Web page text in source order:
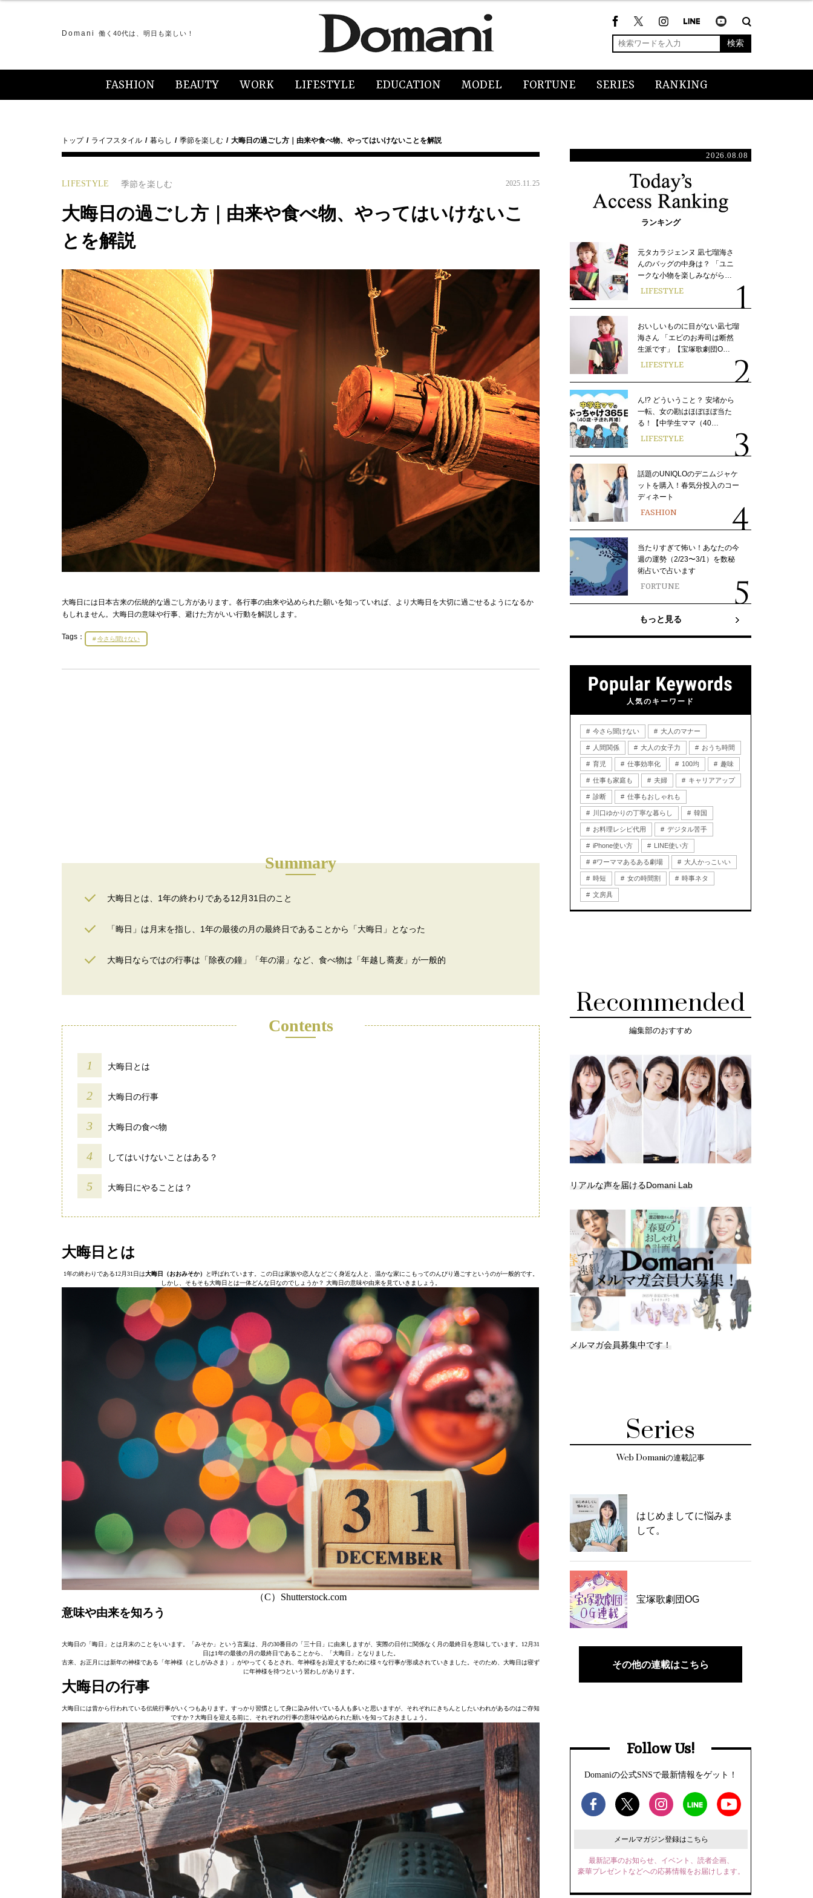
Domani 働く40代は、明日も楽しい！
検索
FASHION BEAUTY WORK LIFESTYLE EDUCATION MODEL FORTUNE SERIES RANKING
トップ ライフスタイル 暮らし 季節を楽しむ 大晦日の過ごし方｜由来や食べ物、やってはいけないことを解説
LIFESTYLE 季節を楽しむ 2025.11.25
大晦日の過ごし方｜由来や食べ物、やってはいけないこ
とを解説
大晦日には日本古来の伝統的な過ごし方があります。各行事の由来や込められた願いを知っていれば、より大晦日を大切に過ごせるようになるか
もしれません。大晦日の意味や行事、避けた方がいい行動を解説します。
Tags： 今さら聞けない
Summary
大晦日とは、1年の終わりである12月31日のこと
「晦日」は月末を指し、1年の最後の月の最終日であることから「大晦日」となった
大晦日ならではの行事は「除夜の鐘」「年の湯」など、食べ物は「年越し蕎麦」が一般的
Contents
大晦日とは
大晦日の行事
大晦日の食べ物
してはいけないことはある？
大晦日にやることは？
大晦日とは
1年の終わりである12月31日は大晦日（おおみそか）
と呼ばれています。この日は家族や恋人などごく身近な人と、温かな家にこもってのんびり過ごすというのが一般的です。
しかし、そもそも大晦日とは一体どんな日なのでしょうか？ 大晦日の意味や由来を見ていきましょう。
（C）Shutterstock.com
意味や由来を知ろう
大晦日の「晦日」とは月末のことをいいます。「みそか」という言葉は、月の30番目の「三十日」に由来しますが、実際の日付に関係なく月の最終日を意味しています。12月31
日は1年の最後の月の最終日であることから、「大晦日」となりました。
古来、お正月には新年の神様である「年神様（としがみさま）」がやってくるとされ、年神様をお迎えするために様々な行事が形成されていきました。そのため、大晦日は寝ず
に年神様を待つという習わしがあります。
大晦日の行事
大晦日には昔から行われている伝統行事がいくつもあります。すっかり習慣として身に染み付いている人も多いと思いますが、それぞれにきちんとしたいわれがあるのはご存知
ですか？大晦日を迎える前に、それぞれの行事の意味や込められた願いを知っておきましょう。
2026.08.08
ランキング
元タカラジェンヌ 凪七瑠海さ
んのバッグの中身は？ 「ユニ
ークな小物を楽しみながら…
LIFESTYLE
おいしいものに目がない凪七瑠
海さん 「エビのお寿司は断然
生派です」【宝塚歌劇団O…
LIFESTYLE
ん!? どういうこと？ 安堵から
一転、女の勘はほぼほぼ当た
る！【中学生ママ（40…
LIFESTYLE
話題のUNIQLOのデニムジャケ
ットを購入！春気分投入のコー
ディネート
FASHION
当たりすぎて怖い！あなたの今
週の運勢（2/23〜3/1）を数秘
術占いで占います
FORTUNE
もっと見る
人気のキーワード
今さら聞けない 大人のマナー
人間関係 大人の女子力 おうち時間
育児 仕事効率化 100均 趣味
仕事も家庭も 夫婦 キャリアアップ
診断 仕事もおしゃれも
川口ゆかりの丁寧な暮らし 韓国
お料理レシピ代用 デジタル苦手
iPhone使い方 LINE使い方
#ワーママあるある劇場 大人かっこいい
時短 女の時間割 時事ネタ
文房具
Recommended
編集部のおすすめ
リアルな声を届けるDomani Lab
メルマガ会員募集中です！
Series
Web Domaniの連載記事
はじめましてに悩みま
して。
宝塚歌劇団OG
その他の連載はこちら
Follow Us!
Domaniの公式SNSで最新情報をゲット！
メールマガジン登録はこちら
最新記事のお知らせ、イベント、読者企画、
豪華プレゼントなどへの応募情報をお届けします。